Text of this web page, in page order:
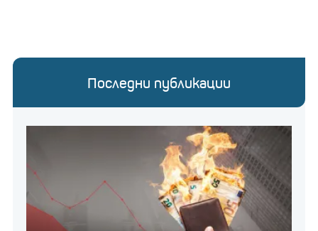
Последни публикации